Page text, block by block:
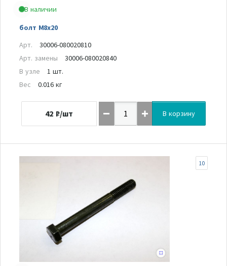
В наличии
болт M8x20
Арт.
30006-080020810
Арт. замены
30006-080020840
В узле
1 шт.
Вес
0.016 кг
42 ₽/шт В корзину
10